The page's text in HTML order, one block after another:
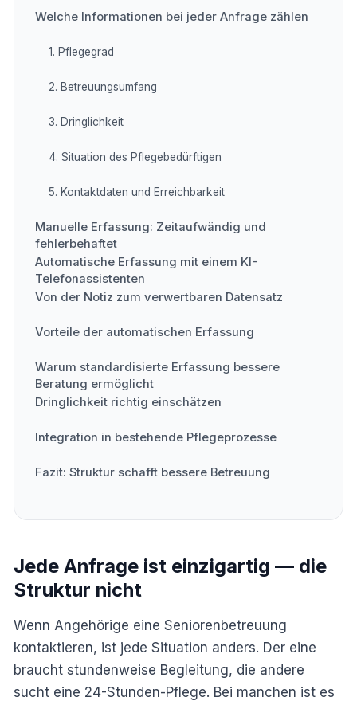
Welche Informationen bei jeder Anfrage zählen
1. Pflegegrad
2. Betreuungsumfang
3. Dringlichkeit
4. Situation des Pflegebedürftigen
5. Kontaktdaten und Erreichbarkeit
Manuelle Erfassung: Zeitaufwändig und
fehlerbehaftet
Automatische Erfassung mit einem KI-
Telefonassistenten
Von der Notiz zum verwertbaren Datensatz
Vorteile der automatischen Erfassung
Warum standardisierte Erfassung bessere
Beratung ermöglicht
Dringlichkeit richtig einschätzen
Integration in bestehende Pflegeprozesse
Fazit: Struktur schafft bessere Betreuung
Jede Anfrage ist einzigartig — die
Struktur nicht
Wenn Angehörige eine Seniorenbetreuung
kontaktieren, ist jede Situation anders. Der eine
braucht stundenweise Begleitung, die andere
sucht eine 24-Stunden-Pflege. Bei manchen ist es